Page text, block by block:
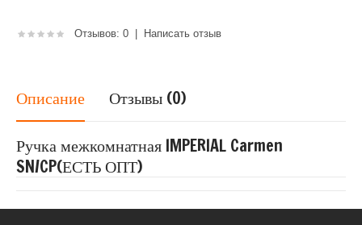
Отзывов: 0 | Написать отзыв
Описание Отзывы (0)
Ручка межкомнатная IMPERIAL Carmen
SN/CP(ЕСТЬ ОПТ)